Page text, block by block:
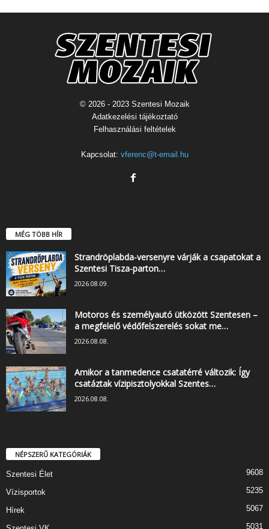
© 2026 - 2023 Szentesi Mozaik
Adatkezelési tájékoztató
Felhasználási feltételek
Kapcsolat: vferenc@t-email.hu
MÉG TÖBB HÍR
Strandröplabda-versenyre várják a csapatokat a
Szentesi Tisza-parton…
2026.08.09.
Motoros és személyautó ütközött Szentesen –
a megfelelő védőfelszerelés sokat me…
2026.08.08.
Amikor a tanmedence csatatérré változik: Így
csatáztak vízipisztolyokkal Szentes…
2026.08.08.
NÉPSZERŰ KATEGÓRIÁK
Szentesi Élet 9608
Vízisportok 5235
Hírek 5067
5031